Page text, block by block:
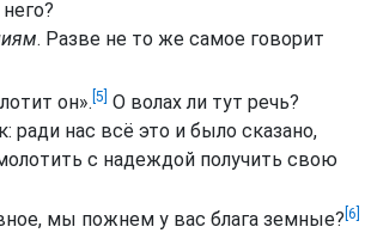
. Разве не то же самое говорит
он». [5] О волах ли тут речь?
ради нас всё это и было сказано,
с надеждой получить свою
мы пожнем у вас блага земные? [6]